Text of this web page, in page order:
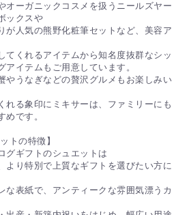
タログギフト
フト
フトはありますか？
ギフト「ドルチェ」、「グランノーブ
が大変人気です。ギフトの質はそのまま
るので、予算内で充実感のあるギフトを
ですが、割引はありますか？
などでたくさんご用意されたい方に、大
ています。詳細は「カタログギフト まと
ーム」をご確認ください。
オーガニックコスメを扱うニールズヤー
ックスや
が人気の熊野化粧筆セットなど、美容ア
てくれるアイテムから知名度抜群なシッ
イテムもご用意しています。
やうなぎなどの贅沢グルメもお楽しみい
れる象印にミキサーは、ファミリーにも
です。
トの特徴】
グギフトのシュエットは
より特別で上質なギフトを選びたい方に
な表紙で、アンティークな雰囲気漂うカ